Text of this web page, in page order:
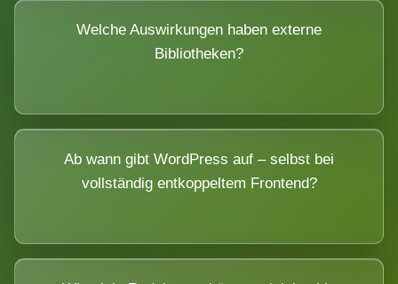
Welche Auswirkungen haben externe
Bibliotheken?
Ab wann gibt WordPress auf – selbst bei
vollständig entkoppeltem Frontend?